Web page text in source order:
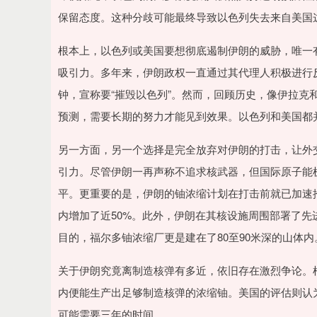
保留态度。这种分歧可能最终导致以色列失去来自美
根本上，以色列或美国要想彻底遏制伊朗的威胁，唯
吸引力。多年来，伊朗政权一直通过其代理人积极进
钟，宣称要“摧毁以色列”。然而，回顾历史，像伊拉
预测，需要长期的努力才能见到效果。以色列和美国
另一方面，另一个选择是完全放弃对伊朗的打击，让
引力。尽管伊朗一再声称不追求核武器，但国际原子
平。更重要的是，伊朗的铀浓缩计划在打击前就已加
内增加了近50%。此外，伊朗在其核设施周围部署了
目的，福尔多铀浓缩厂更是建在了80至90米深的山体内
关于伊朗究竟离制造核弹有多近，依旧存在激烈争论
内便能生产出足够制造核弹的浓缩铀。美国的评估则
可能需要三年的时间。